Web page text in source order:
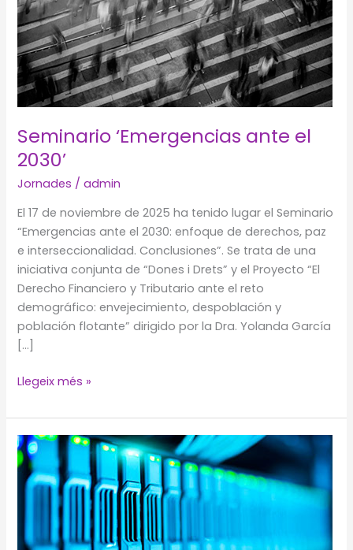
Seminario ‘Emergencias ante el
2030’
Jornades /admin
El 17 de noviembre de 2025 ha tenido lugar el Seminario
“Emergencias ante el 2030: enfoque de derechos, paz
e interseccionalidad. Conclusiones”. Se trata de una
iniciativa conjunta de “Dones i Drets” y el Proyecto “El
Derecho Financiero y Tributario ante el reto
demográfico: envejecimiento, despoblación y
población flotante” dirigido por la Dra. Yolanda García
[…]
Seminario
ante
el
2030’
Llegeix més »